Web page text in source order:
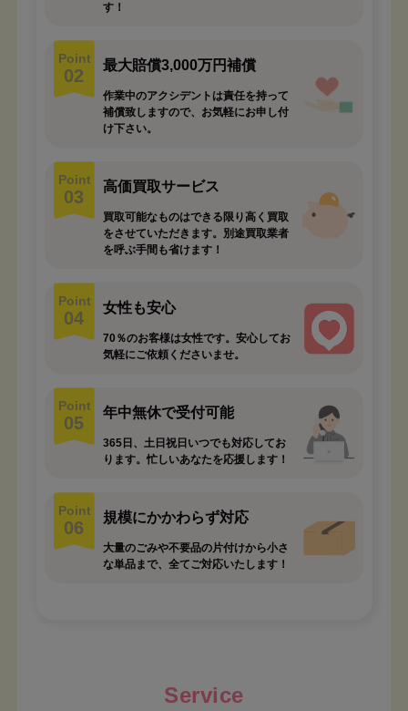
す！
Point
02
最大賠償3,000万円補償
作業中のアクシデントは責任を持って
補償致しますので、お気軽にお申し付
け下さい。
Point
03
高価買取サービス
買取可能なものはできる限り高く買取
をさせていただきます。別途買取業者
を呼ぶ手間も省けます！
Point
04
女性も安心
70％のお客様は女性です。安心してお
気軽にご依頼くださいませ。
Point
05
年中無休で受付可能
365日、土日祝日いつでも対応してお
ります。忙しいあなたを応援します！
Point
06
規模にかかわらず対応
大量のごみや不要品の片付けから小さ
な単品まで、全てご対応いたします！